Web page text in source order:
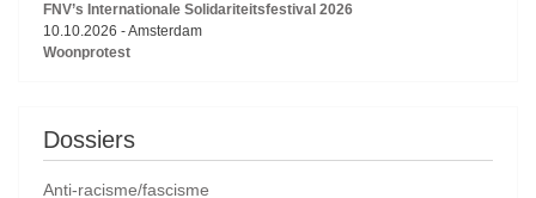
FNV’s Internationale Solidariteitsfestival 2026
10.10.2026 -Amsterdam
Woonprotest
Dossiers
Anti-racisme/fascisme